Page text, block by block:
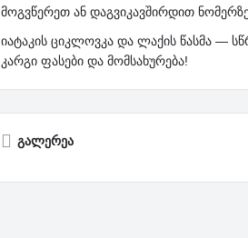
მოგვწერეთ ან დაგვიკავშირდით
იატაკის ციკლოვკა და ლაქის წასმა —
კარგი ფასები და მომსახურება!
გალერეა